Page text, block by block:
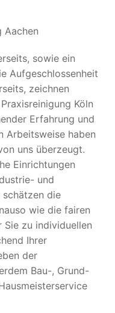
sowie ein
Aufgeschlossenheit
zeichnen
Köln
Erfahrung und
Arbeitsweise haben
uns überzeugt.
Einrichtungen
und
schätzen die
wie die fairen
Sie zu individuellen
Ihrer
der
Bau-, Grund-